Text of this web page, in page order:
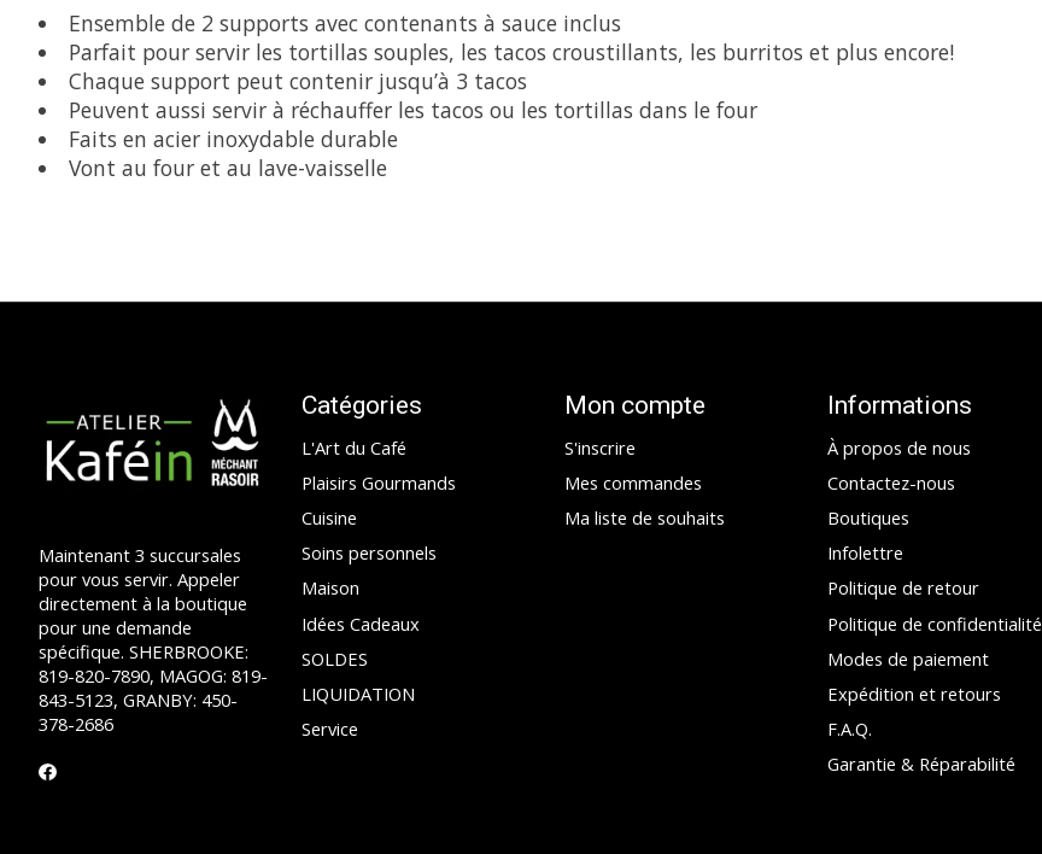
Ensemble de 2 supports avec contenants à sauce inclus
Parfait pour servir les tortillas souples, les tacos croustillants, les burritos et plus encore!
Chaque support peut contenir jusqu’à 3 tacos
Peuvent aussi servir à réchauffer les tacos ou les tortillas dans le four
Faits en acier inoxydable durable
Vont au four et au lave-vaisselle
Maintenant 3 succursales
pour vous servir. Appeler
directement à la boutique
pour une demande
spécifique. SHERBROOKE:
819-820-7890, MAGOG: 819-
843-5123, GRANBY: 450-
378-2686
Catégories
L'Art du Café
Plaisirs Gourmands
Cuisine
Soins personnels
Maison
Idées Cadeaux
SOLDES
LIQUIDATION
Service
Mon compte
S'inscrire
Mes commandes
Ma liste de souhaits
Informations
À propos de nous
Contactez-nous
Boutiques
Infolettre
Politique de retour
Politique de confidentialité
Modes de paiement
Expédition et retours
F.A.Q.
Garantie & Réparabilité